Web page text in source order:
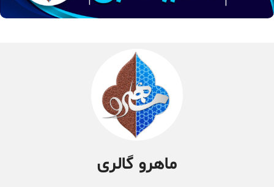
ماهرو گالری